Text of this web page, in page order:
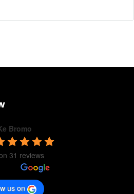
Bromo
31 reviews
us on